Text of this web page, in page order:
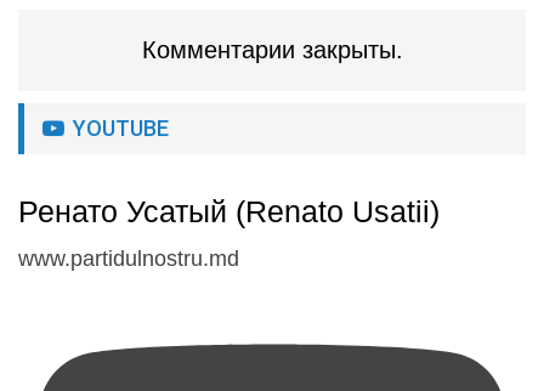
Комментарии закрыты.
YOUTUBE
Ренато Усатый (Renato Usatii)
www.partidulnostru.md